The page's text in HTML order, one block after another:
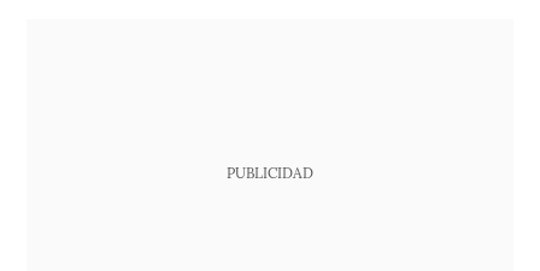
PUBLICIDAD